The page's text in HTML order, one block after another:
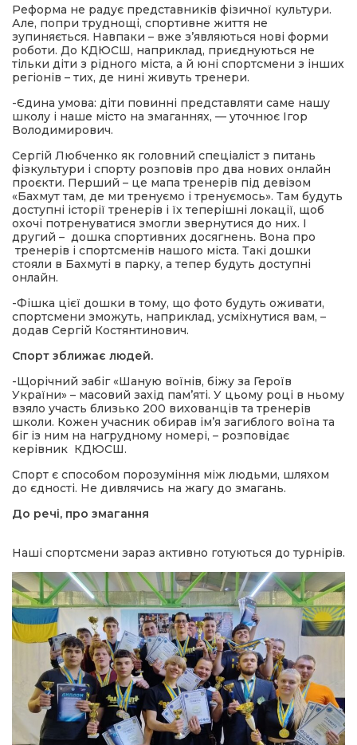
Реформа не радує представників фізичної культури.
Але, попри труднощі, спортивне життя не
зупиняється. Навпаки – вже з’являються нові форми
роботи. До КДЮСШ, наприклад, приєднуються не
тільки діти з рідного міста, а й юні спортсмени з інших
регіонів – тих, де нині живуть тренери.
-Єдина умова: діти повинні представляти саме нашу
школу і наше місто на змаганнях, — уточнює Ігор
Володимирович.
Сергій Любченко як головний спеціаліст з питань
фізкультури і спорту розповів про два нових онлайн
проєкти. Перший – це мапа тренерів під девізом
«Бахмут там, де ми тренуємо і тренуємось». Там будуть
доступні історії тренерів і їх теперішні локації, щоб
охочі потренуватися змогли звернутися до них. І
другий – дошка спортивних досягнень. Вона про
тренерів і спортсменів нашого міста. Такі дошки
стояли в Бахмуті в парку, а тепер будуть доступні
онлайн.
-Фішка цієї дошки в тому, що фото будуть оживати,
спортсмени зможуть, наприклад, усміхнутися вам, –
додав Сергій Костянтинович.
Спорт зближає людей.
-Щорічний забіг «Шаную воїнів, біжу за Героїв
України» – масовий захід пам’яті. У цьому році в ньому
взяло участь близько 200 вихованців та тренерів
школи. Кожен учасник обирав ім’я загиблого воїна та
біг із ним на нагрудному номері, – розповідає
керівник КДЮСШ.
Спорт є способом порозуміння між людьми, шляхом
до єдності. Не дивлячись на жагу до змагань.
До речі, про змагання
Наші спортсмени зараз активно готуються до турнірів.